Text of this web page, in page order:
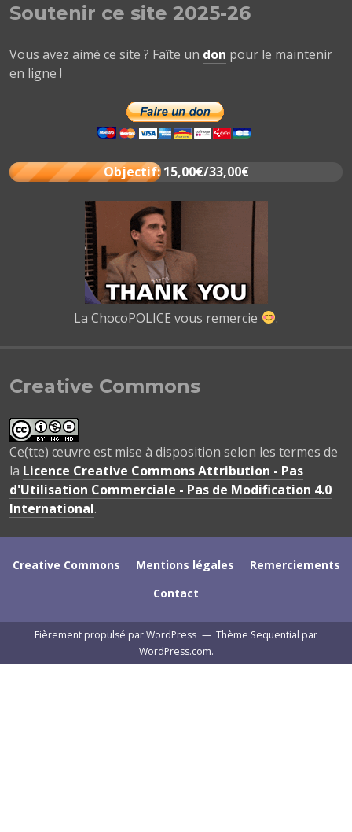
Soutenir ce site 2025-26
Vous avez aimé ce site ? Faîte un don pour le maintenir
en ligne !
Objectif: 15,00€/33,00€
La ChocoPOLICE vous remercie .
Creative Commons
Ce(tte) œuvre est mise à disposition selon les termes de
la Licence Creative Commons Attribution - Pas
d'Utilisation Commerciale - Pas de Modification 4.0
International.
Creative Commons Mentions légales
Remerciements
Contact
Fièrement propulsé par WordPress — Thème Sequential par
WordPress.com.